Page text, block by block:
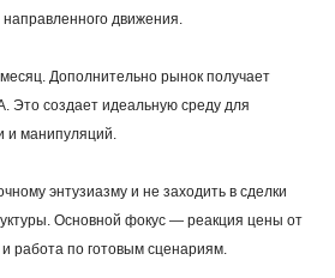
движения.
Дополнительно рынок получает
Это создает идеальную среду для
и манипуляций.
энтузиазму и не заходить в сделки
Основной фокус ― реакция цены от
работа по готовым сценариям.